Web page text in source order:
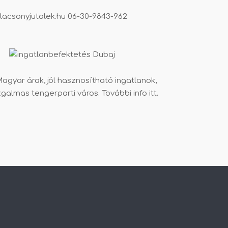
06-30-9843-962
árak, jól hasznosítható ingatlanok,
tengerparti város. További info itt.